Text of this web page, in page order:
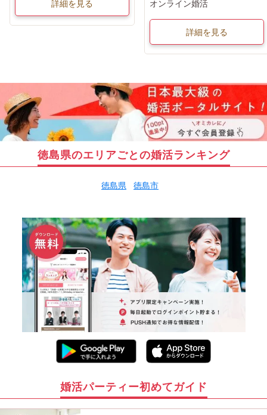
詳細を見る
オンライン婚活
詳細を見る
徳島県のエリアごとの婚活ランキング
徳島県 徳島市
婚活パーティー初めてガイド